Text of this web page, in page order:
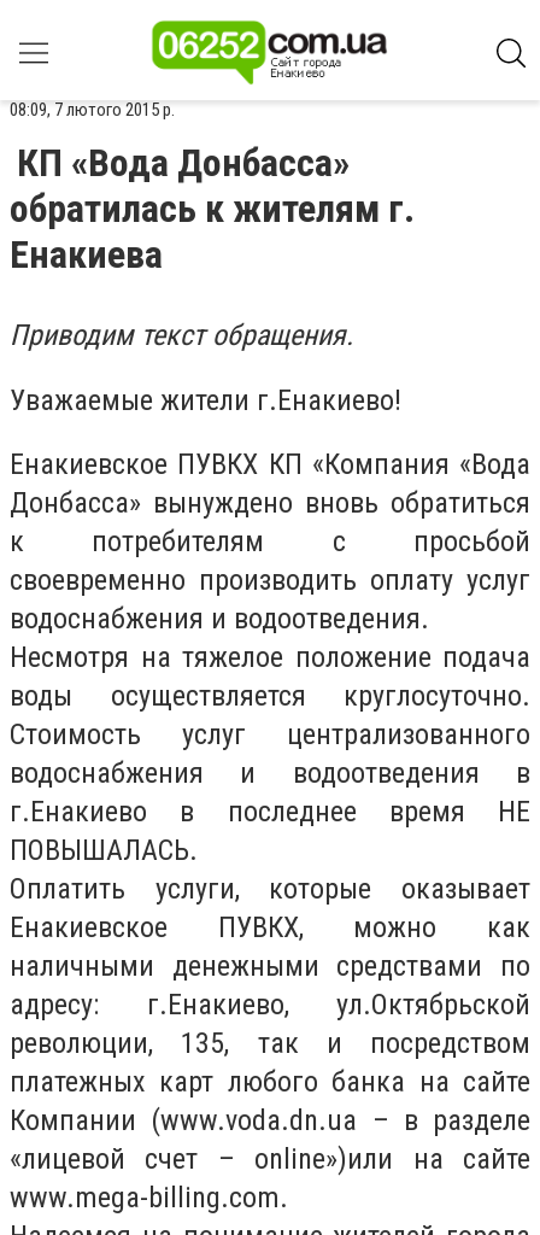
08:09, 7 лютого 2015 р.
КП «Вода Донбасса»
обратилась к жителям г.
Енакиева
Приводим текст обращения.
Уважаемые жители г.Енакиево!
Енакиевское ПУВКХ КП «Компания «Вода
Донбасса» вынуждено вновь обратиться
к потребителям с просьбой
своевременно производить оплату услуг
водоснабжения и водоотведения.
Несмотря на тяжелое положение подача
воды осуществляется круглосуточно.
Стоимость услуг централизованного
водоснабжения и водоотведения в
г.Енакиево в последнее время НЕ
ПОВЫШАЛАСЬ.
Оплатить услуги, которые оказывает
Енакиевское ПУВКХ, можно как
наличными денежными средствами по
адресу: г.Енакиево, ул.Октябрьской
революции, 135, так и посредством
платежных карт любого банка на сайте
Компании (www.voda.dn.ua – в разделе
«лицевой счет – online»)или на сайте
www.mega-billing.com.